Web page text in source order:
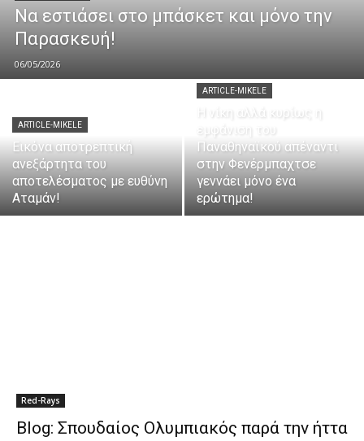
Να εστιάσει στο μπάσκετ και μόνο την
Παρασκευή!
06/05/2026
ARTICLE-MIKELE
Εικόνα αποτρεπτική
ανεξάρτητα του
αποτελέσματος με ευθύνη
Αταμάν!
ARTICLE-MIKELE
Η νίκη αλλά κυρίως η
εμφάνιση του
Παναθηναϊκού απέναντι
στην Φενέρμπαχτσε
γεννάει μόνο ένα
ερώτημα!
Red-Rays
Blog: Σπουδαίος Ολυμπιακός παρά την ήττα